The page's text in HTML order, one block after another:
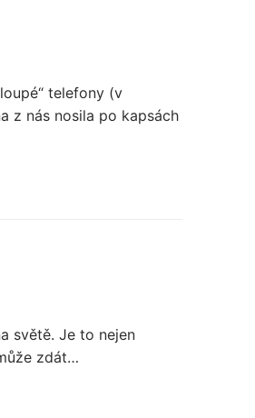
telefony (v
z nás nosila po kapsách
světě. Je to nejen
zdát…